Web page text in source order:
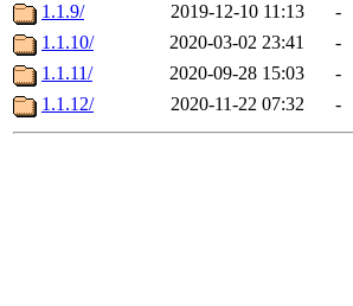
1.1.9/
2019-12-10 11:13
-
1.1.10/
2020-03-02 23:41
-
1.1.11/
2020-09-28 15:03
-
1.1.12/
2020-11-22 07:32 -